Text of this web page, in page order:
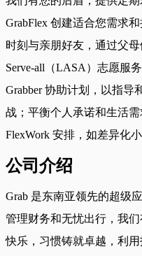
GrabFlex 创建适合您需求
时刻与亲朋好友，通过父
Serve-all（LASA）志愿服
Grabber 协助计划，以指导
战；平衡个人承诺和生活
FlexWork 安排，如差异化小
公司介绍
Grab 是东南亚领先的超级
管理财务和无忧出行，我
快乐，习惯铸就卓越，利